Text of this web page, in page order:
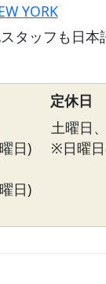
YORK
タッフも日
定休日
日)
日)
土曜日
※日曜